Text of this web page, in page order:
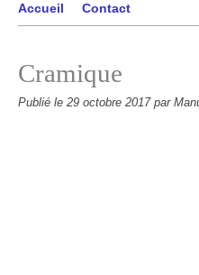
Accueil Contact
Cramique
Publié le 29 octobre 2017 par